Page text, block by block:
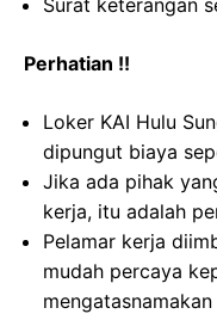
Surat keterangan
Perhatian !!
Loker KAI Hulu
dipungut biaya
Jika ada pihak
kerja, itu adalah
Pelamar kerja
mudah percaya